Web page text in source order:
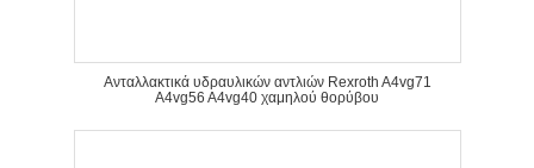
Ανταλλακτικά υδραυλικών αντλιών Rexroth A4vg71
A4vg56 A4vg40 χαμηλού θορύβου